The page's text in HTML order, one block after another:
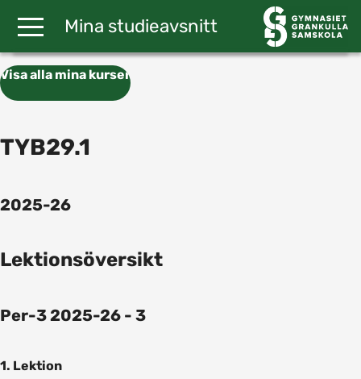
Mina studieavsnitt
Visa alla mina kurser
TYB29.1
2025-26
Lektionsöversikt
Per-3 2025-26 - 3
1. Lektion